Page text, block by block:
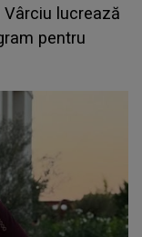
lucrează
pentru